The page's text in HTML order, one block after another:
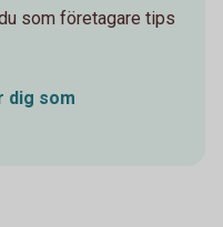
som företagare tips
dig som